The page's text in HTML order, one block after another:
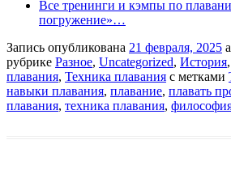
Все тренинги и кэмпы по
погружение»…
Запись опубликована 21 февраля, 2025
рубрике Разное, Uncategorized, История,
плавания, Техника плавания с метками
навыки плавания, плавание, плавать
плавания, техника плавания,